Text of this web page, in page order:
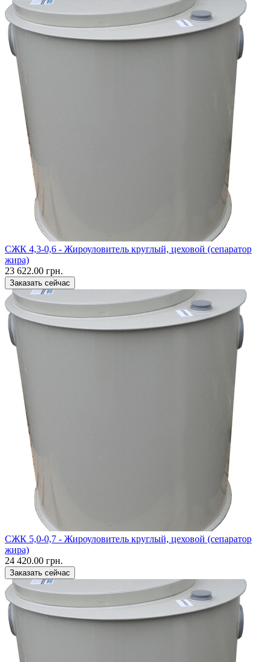
CЖК 4,3-0,6 - Жироуловитель круглый, цеховой (сепаратор
жира)
23 622.00 грн.
Заказать сейчас
CЖК 5,0-0,7 - Жироуловитель круглый, цеховой (сепаратор
жира)
24 420.00 грн.
Заказать сейчас